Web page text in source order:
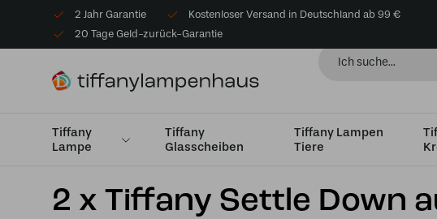
2 Jahr Garantie
Kostenloser Versand in Deutschland ab 99 €
20 Tage Geld-zurück-Garantie
Tiffany
Lampe
Tiffany
Glasscheiben
Tiffany Lampen
Tiere
Startseite 2 x Tiffany Settle Down auf Deckenbalken
2 x Tiffany Settle Down